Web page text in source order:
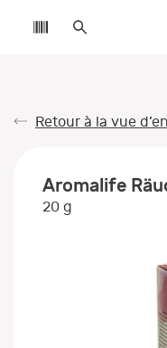
Retour à la vue
Aromalife
20 g